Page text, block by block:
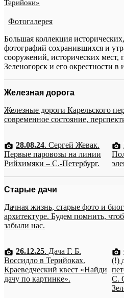
Терийоки»
Фотогалерея
Большая коллекция
фотографий сохранившихся и
сооружений, исторических мест,
Зеленогорск и его окрестности в
Железная дорога
Железные дороги Карельского
современное состояние,
28.08.24. Сергей Жевак.
Первые паровозы на линии
Рийхимяки – С.-Петербург.
Старые дачи
Дачная жизнь, старые фото и
архитектуре. Будем помнить,
забыли нас.
26.12.25. Дача Г. Б.
Воссидло в Терийоках.
Краеведческий квест «Найди
дачу по картинке».
(!)
С.